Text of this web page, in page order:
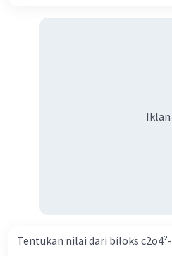
Iklan
Tentukan nilai dari biloks c2o4²-